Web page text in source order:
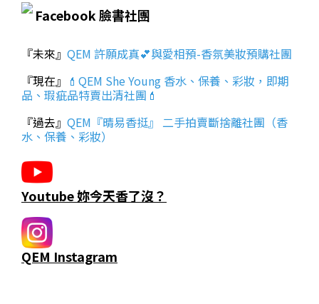
Facebook 臉書社團
『未來』 QEM 許願成真💕與愛相預-香氛美妝預購社團
『現在』 💄QEM She Young 香水、保養、彩妝，即期
品、瑕疵品特賣出清社團💄
『過去』 QEM『晴易香挺』 二手拍賣斷捨離社團（香
水、保養、彩妝）
Youtube 妳今天香了沒？
QEM Instagram